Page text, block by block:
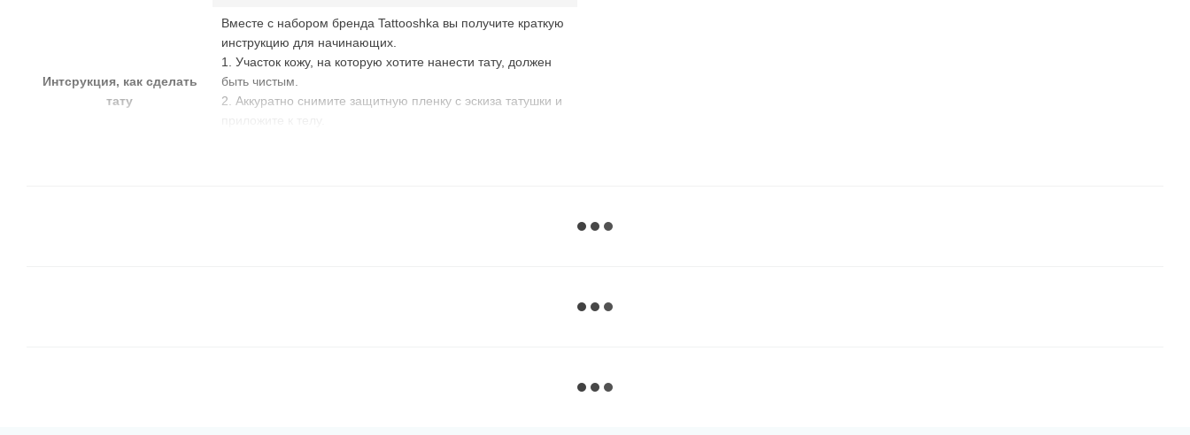
Интсрукция, как сделать
тату
Вместе с набором бренда Tattooshka вы получите краткую
инструкцию для начинающих.
1. Участок кожу, на которую хотите нанести тату, должен
быть чистым.
2. Аккуратно снимите защитную пленку с эскиза татушки и